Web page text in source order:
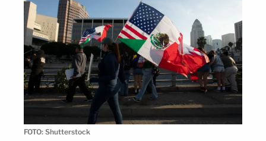
FOTO: Shutterstock